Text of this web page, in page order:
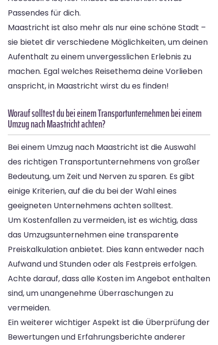
Passendes für dich.
Maastricht ist also mehr als nur eine schöne Stadt –
sie bietet dir verschiedene Möglichkeiten, um deinen
Aufenthalt zu einem unvergesslichen Erlebnis zu
machen. Egal welches Reisethema deine Vorlieben
anspricht, in Maastricht wirst du es finden!
Worauf solltest du bei einem Transportunternehmen bei einem
Umzug nach Maastricht achten?
Bei einem Umzug nach Maastricht ist die Auswahl
des richtigen Transportunternehmens von großer
Bedeutung, um Zeit und Nerven zu sparen. Es gibt
einige Kriterien, auf die du bei der Wahl eines
geeigneten Unternehmens achten solltest.
Um Kostenfallen zu vermeiden, ist es wichtig, dass
das Umzugsunternehmen eine transparente
Preiskalkulation anbietet. Dies kann entweder nach
Aufwand und Stunden oder als Festpreis erfolgen.
Achte darauf, dass alle Kosten im Angebot enthalten
sind, um unangenehme Überraschungen zu
vermeiden.
Ein weiterer wichtiger Aspekt ist die Überprüfung der
Bewertungen und Erfahrungsberichte anderer